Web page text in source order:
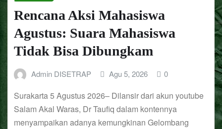
Rencana Aksi Mahasiswa
Agustus: Suara Mahasiswa
Tidak Bisa Dibungkam
Admin DISETRAP Agu 5, 2026 0
Surakarta 5 Agustus 2026– Dilansir dari akun youtube
Salam Akal Waras, Dr Taufiq dalam kontennya
menyampaikan adanya kemungkinan Gelombang